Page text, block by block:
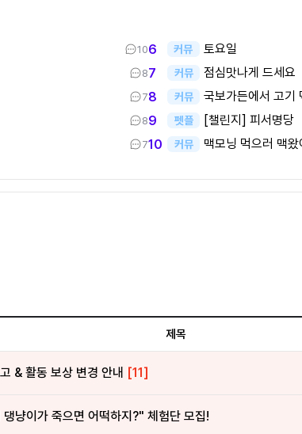
10
8
7
8
7
6 커뮤 토요일
7 커뮤 점심맛나게 드세요
8 커뮤 국보가든에서 고기
9 펫플 [챌린지] 피서명당
10 커뮤 맥모닝 먹으러 맥
제목
& 활동 보상 변경 안내 [11]
냥이가 죽으면 어떡하지?" 체험단 모집!